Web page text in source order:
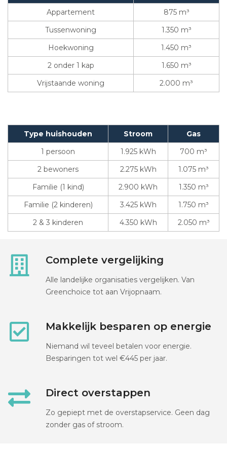
Appartement
875 m³
Tussenwoning
1.350 m³
Hoekwoning
1.450 m³
2 onder 1 kap
1.650 m³
Vrijstaande woning
2.000 m³
Type huishouden Stroom
Gas
1 persoon
1.925 kWh
700 m³
2 bewoners
2.275 kWh
1.075 m³
Familie (1 kind)
2.900 kWh
1.350 m³
Familie (2 kinderen)
3.425 kWh
1.750 m³
2 & 3 kinderen
4.350 kWh 2.050 m³
Complete vergelijking
Alle landelijke organisaties vergelijken. Van
Greenchoice tot aan Vrijopnaam.
Makkelijk besparen op energie
Niemand wil teveel betalen voor energie.
Besparingen tot wel €445 per jaar.
Direct overstappen
Zo gepiept met de overstapservice. Geen dag
zonder gas of stroom.